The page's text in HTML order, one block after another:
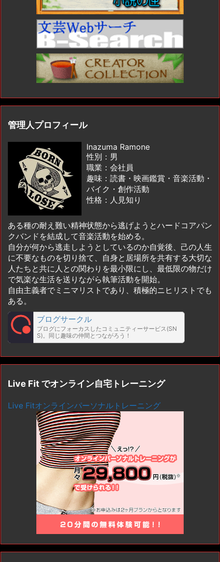
管理人プロフィール
Inazuma Ramone
性別：男
職業：会社員
趣味：読書・映画鑑賞・音楽活動・
バイク・創作活動
性格：人見知り
ある種の耐え難い精神状態から逃げようとハードコアパン
クバンドを結成して音楽活動を始める。
自分が何から逃走しようとしているのか自覚後、己の人生
に不要なものを切り捨て、自身と居場所を共有する大切な
人たちと共に人との関わりを最小限にし、最低限の物だけ
で気楽な生活を送りながら執筆活動を開始。
自由主義者でミニマリストであり、積極的ニヒリストでも
ある。
ブログサークル
ブログにフォーカスしたコミュニティーサービス(SN
S)。同じ趣味の仲間とつながろう！
Live Fit でオンライン自宅トレーニング
Live Fitオンラインパーソナルトレーニング